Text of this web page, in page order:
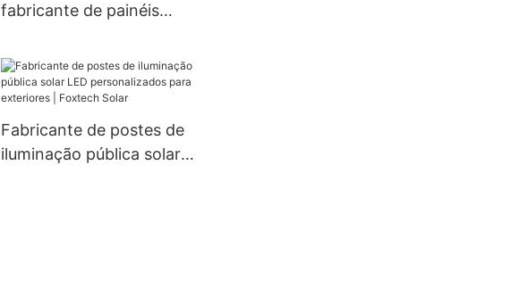
fabricante de painéis
monocristalinas de 182
mm, 300 W, 360 W e 400
W, com preços acessíveis.
Fabricante de postes de
iluminação pública solar